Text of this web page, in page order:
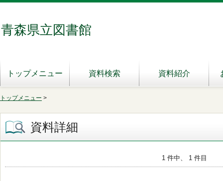
青森県立図書館
トップメニュー 資料検索 資料紹介
トップメニュー >
資料詳細
1 件中、 1 件目